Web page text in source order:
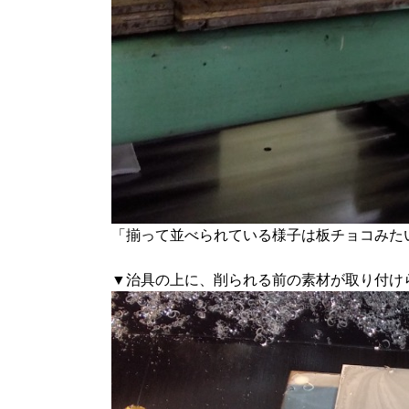
「揃って並べられている様子は板チョコみ
▼治具の上に、削られる前の素材が取り付け